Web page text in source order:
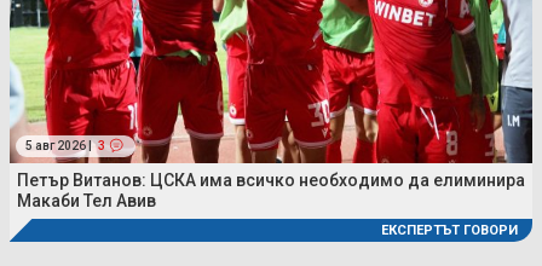
5 авг 2026 | 3
Петър Витанов: ЦСКА има всичко необходимо да елиминира
Макаби Тел Авив
ЕКСПЕРТЪТ ГОВОРИ